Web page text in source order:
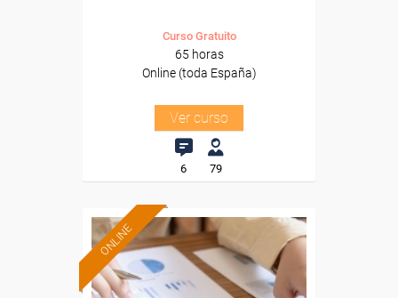
Curso Gratuito
65 horas
Online (toda España)
Ver curso
6 79
ONLINE
Formación 100%
subvencionada.